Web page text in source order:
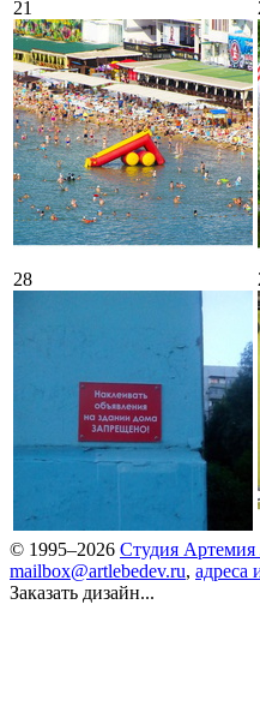
21
28
© 1995–2026 Студия Артемия
mailbox@artlebedev.ru, адреса
Заказать дизайн...